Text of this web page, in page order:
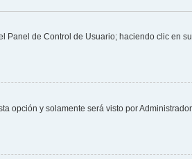
Panel de Control de Usuario; haciendo clic en
opción y solamente será visto por